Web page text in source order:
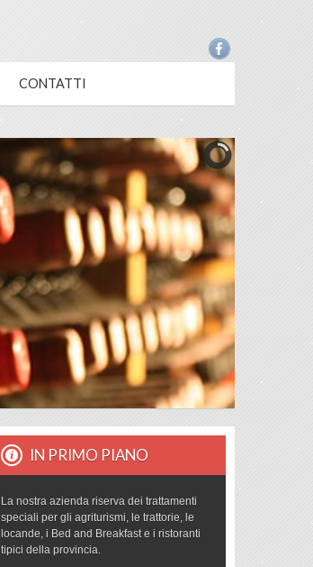
CONTATTI
IN PRIMO PIANO
La nostra azienda riserva dei trattamenti
speciali per gli agriturismi, le trattorie, le
locande, i Bed and Breakfast e i ristoranti
tipici della provincia.